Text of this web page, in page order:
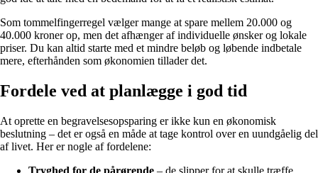
Som tommelfingerregel vælger mange at spare mellem 20.000 og
40.000 kroner op, men det afhænger af individuelle ønsker og lokale
priser. Du kan altid starte med et mindre beløb og løbende indbetale
mere, efterhånden som økonomien tillader det.
Fordele ved at planlægge i god tid
At oprette en begravelsesopsparing er ikke kun en økonomisk
beslutning – det er også en måde at tage kontrol over en uundgåelig del
af livet. Her er nogle af fordelene:
Tryghed for de pårørende – de slipper for at skulle træffe